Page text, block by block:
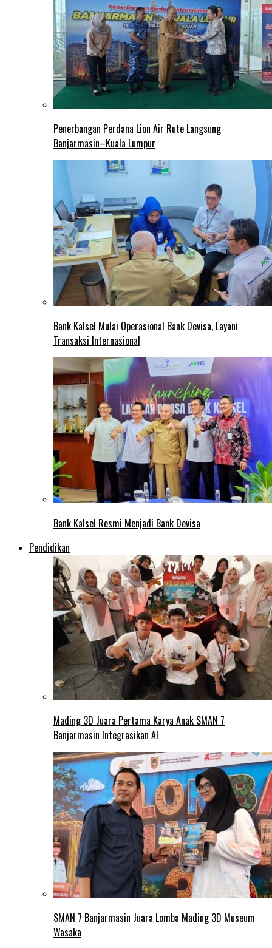
Penerbangan Perdana Lion Air Rute Langsung
Banjarmasin–Kuala Lumpur
Bank Kalsel Mulai Operasional Bank Devisa, Layani
Transaksi Internasional
Bank Kalsel Resmi Menjadi Bank Devisa
Pendidikan
Mading 3D Juara Pertama Karya Anak SMAN 7
Banjarmasin Integrasikan AI
SMAN 7 Banjarmasin Juara Lomba Mading 3D Museum
Wasaka